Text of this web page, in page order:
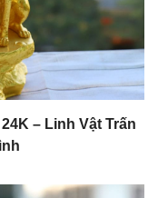
– Linh Vật Trấn